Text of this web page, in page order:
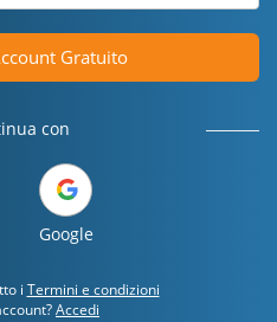
Gratuito
con
Google
i Termini e condizioni
Accedi